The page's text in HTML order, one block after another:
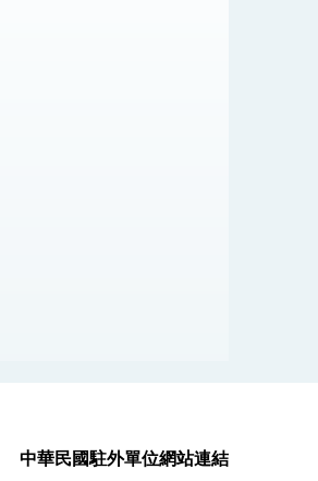
中華民國駐外單位網站連結